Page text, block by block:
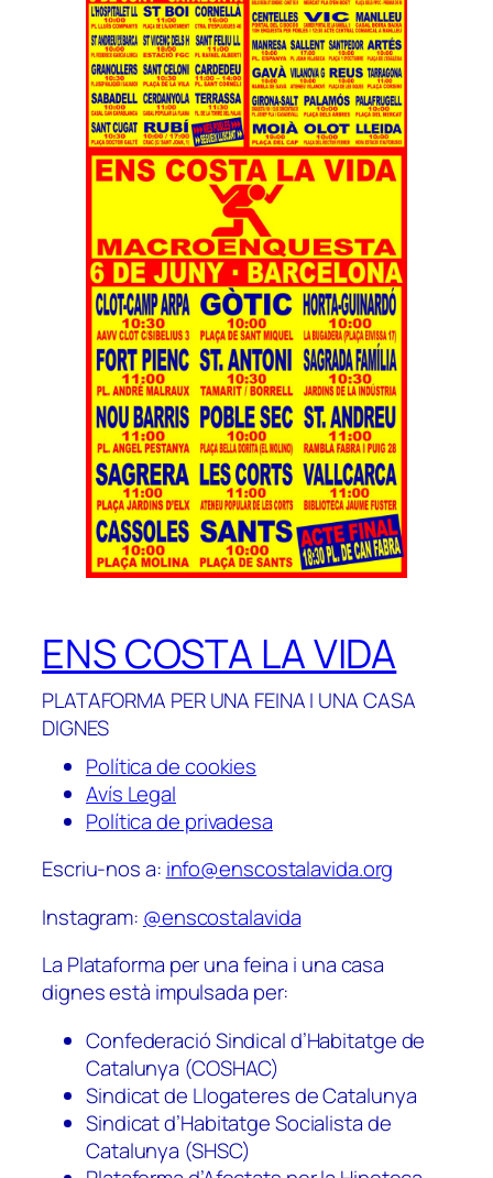
ENS COSTA LA VIDA
PLATAFORMA PER UNA FEINA I UNA CASA
DIGNES
Política de cookies
Avís Legal
Política de privadesa
Escriu-nos a: info@enscostalavida.org
Instagram: @enscostalavida
La Plataforma per una feina i una casa
dignes està impulsada per:
Confederació Sindical d’Habitatge de
Catalunya (COSHAC)
Sindicat de Llogateres de Catalunya
Sindicat d’Habitatge Socialista de
Catalunya (SHSC)